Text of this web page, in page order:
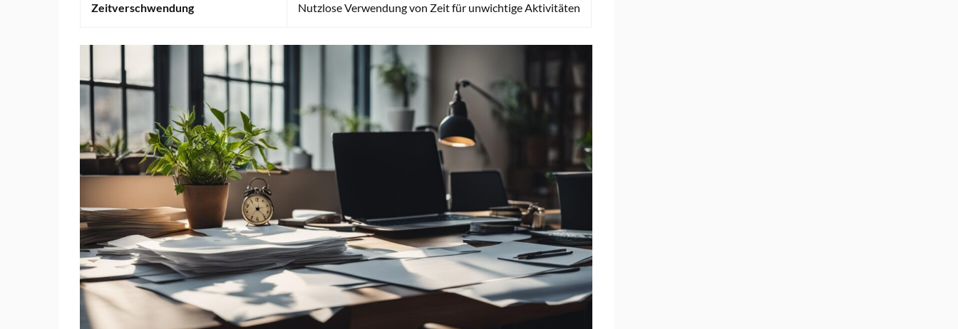
Zeitverschwendung Nutzlose Verwendung von Zeit für unwichtige Aktivitäten